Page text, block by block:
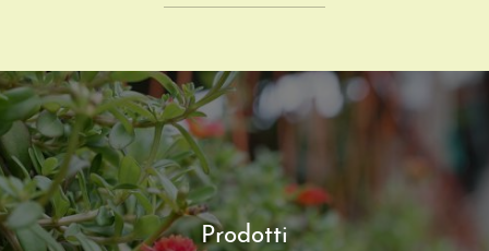
Prodotti